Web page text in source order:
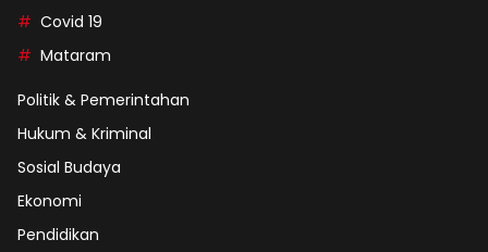
Covid 19
Mataram
Politik & Pemerintahan
Hukum & Kriminal
Sosial Budaya
Ekonomi
Pendidikan